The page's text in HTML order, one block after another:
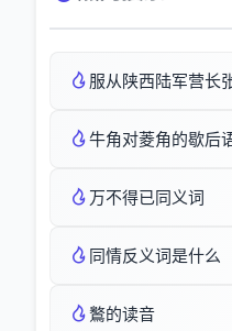
服从陕西陆军营长
牛角对菱角的歇后
万不得已同义词
同情反义词是什么
鸄的读音